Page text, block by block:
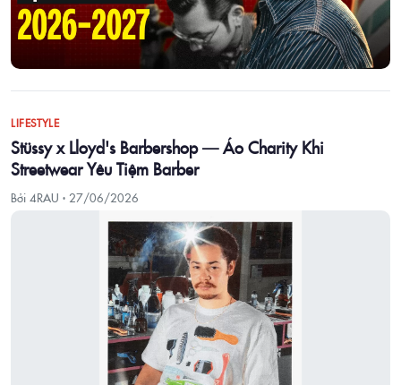
LIFESTYLE
Stüssy x Lloyd's Barbershop — Áo Charity Khi
Streetwear Yêu Tiệm Barber
Bởi 4RAU · 27/06/2026